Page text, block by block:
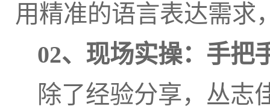
用精准的语言表达需求
02、 现场实操：手把
除了经验分享，丛志